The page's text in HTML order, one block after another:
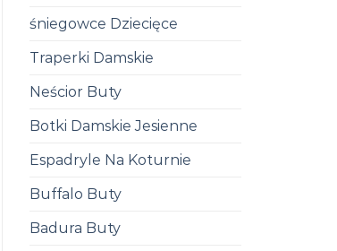
śniegowce Dziecięce
Traperki Damskie
Neścior Buty
Botki Damskie Jesienne
Espadryle Na Koturnie
Buffalo Buty
Badura Buty